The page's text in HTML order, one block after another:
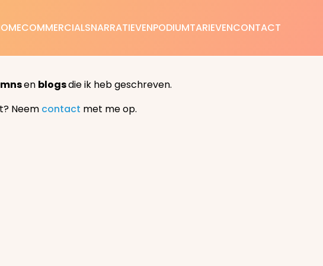
COMMERCIALSNARRATIEVENPODIUMTARIEVENCONTACT
en blogsdie ik heb geschreven.
Neem contact met me op.